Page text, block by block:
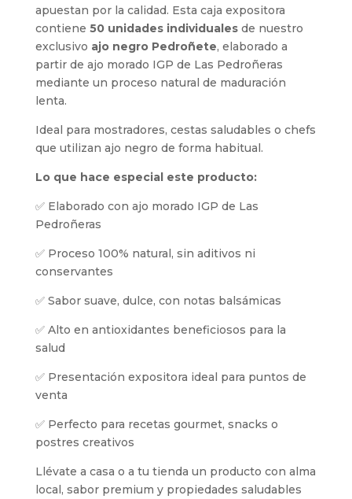
apuestan por la calidad. Esta caja expositora
contiene 50 unidades individualesde nuestro
exclusivo ajo negro Pedroñete, elaborado a
partir de ajo morado IGP de Las Pedroñeras
mediante un proceso natural de maduración
lenta.
Ideal para mostradores, cestas saludables o chefs
que utilizan ajo negro de forma habitual.
Lo que hace especial este producto:
✅ Elaborado con ajo morado IGP de Las
Pedroñeras
✅ Proceso 100% natural, sin aditivos ni
conservantes
✅ Sabor suave, dulce, con notas balsámicas
✅ Alto en antioxidantes beneficiosos para la
salud
✅ Presentación expositora ideal para puntos de
venta
✅ Perfecto para recetas gourmet, snacks o
postres creativos
Llévate a casa o a tu tienda un producto con alma
local, sabor premium y propiedades saludables